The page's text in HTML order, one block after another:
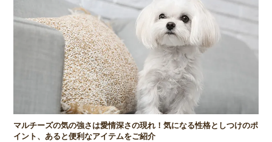
マルチーズの気の強さは愛情深さの現れ！気になる性格としつけのポ
イント、あると便利なアイテムをご紹介